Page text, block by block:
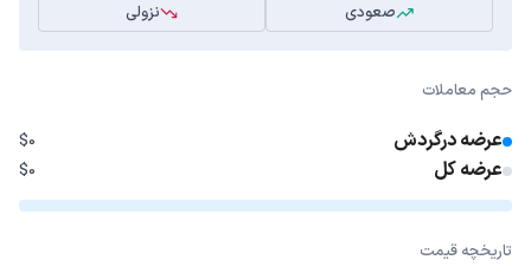
صعودی
نزولی
حجم معاملات
عرضه درگردش $0
عرضه کل $0
تاریخچه قیمت